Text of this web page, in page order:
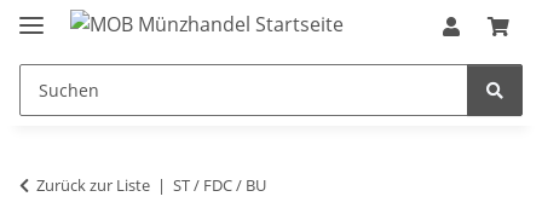
Zurück zur Liste ST / FDC / BU